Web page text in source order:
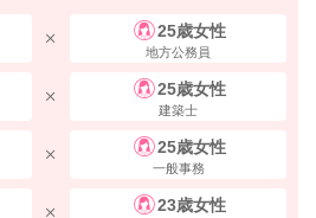
25歳女性
地方公務員
25歳女性
建築士
25歳女性
一般事務
23歳女性